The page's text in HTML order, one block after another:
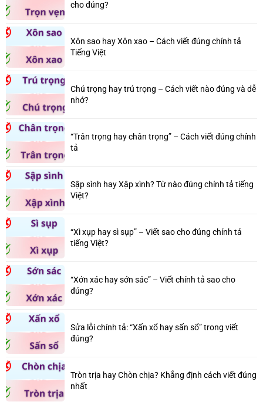
cho đúng?
Xôn sao hay Xôn xao – Cách viết đúng chính tả
Tiếng Việt
Chú trọng hay trú trọng – Cách viết nào đúng và dễ
nhớ?
“Trân trọng hay chân trọng” – Cách viết đúng chính
tả
Sập sình hay Xập xình? Từ nào đúng chính tả tiếng
Việt?
“Xì xụp hay sì sụp” – Viết sao cho đúng chính tả
tiếng Việt?
“Xớn xác hay sớn sác” – Viết chính tả sao cho
đúng?
Sửa lỗi chính tả: “Xấn xổ hay sấn sổ” trong viết
đúng?
Tròn trịa hay Chòn chịa? Khẳng định cách viết đúng
nhất